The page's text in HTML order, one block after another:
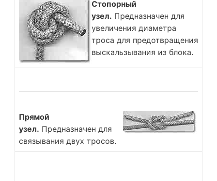
Стопорный
узел. Предназначен для
увеличения диаметра
троса для предотвращения
выскальзывания из блока.
Прямой
узел. Предназначен для
связывания двух тросов.